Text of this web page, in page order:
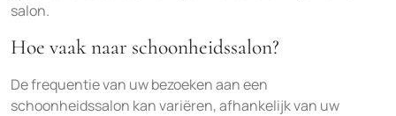
salon.
Hoe vaak naar schoonheidssalon?
De frequentie van uw bezoeken aan een
schoonheidssalon kan variëren, afhankelijk van uw